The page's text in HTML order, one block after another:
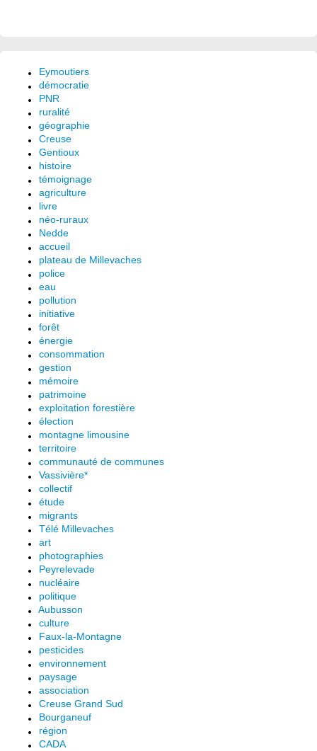
Eymoutiers
démocratie
PNR
ruralité
géographie
Creuse
Gentioux
histoire
témoignage
agriculture
livre
néo-ruraux
Nedde
accueil
plateau de Millevaches
police
eau
pollution
initiative
forêt
énergie
consommation
gestion
mémoire
patrimoine
exploitation forestière
élection
montagne limousine
territoire
communauté de communes
Vassivière*
collectif
étude
migrants
Télé Millevaches
art
photographies
Peyrelevade
nucléaire
politique
Aubusson
culture
Faux-la-Montagne
pesticides
environnement
paysage
association
Creuse Grand Sud
Bourganeuf
région
CADA